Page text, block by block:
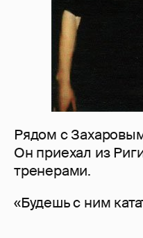
Рядом с
Он приехал из
тренерами.
«Будешь с ним